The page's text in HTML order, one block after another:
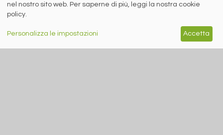
RICICLO IMBALLAGGI
nel nostro sito web. Per saperne di più, leggi la nostra cookie
policy.
Personalizza le impostazioni Accetta